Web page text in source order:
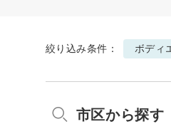
絞り込み条件： ボディ
市区から探す